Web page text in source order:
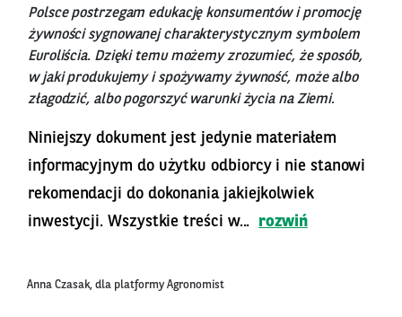
Polsce postrzegam edukację konsumentów i promocję
żywności sygnowanej charakterystycznym symbolem
Euroliścia. Dzięki temu możemy zrozumieć, że sposób,
w jaki produkujemy i spożywamy żywność, może albo
złagodzić, albo pogorszyć warunki życia na Ziemi.
Niniejszy dokument jest jedynie materiałem
informacyjnym do użytku odbiorcy i nie stanowi
rekomendacji do dokonania jakiejkolwiek
inwestycji. Wszystkie treści w...
rozwiń
Anna Czasak, dla platformy Agronomist